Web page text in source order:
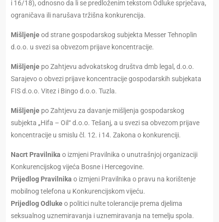
i 16/18), odnosno da li se predloženim tekstom Odluke sprječava,
ograničava ili narušava tržišna konkurencija.
Mišljenjeod strane gospodarskog subjekta Messer Tehnoplin
d.o.o. u svezi sa obvezom prijave koncentracije.
Mišljenje po Zahtjevu advokatskog društva dmb legal, d.o.o.
Sarajevo o obvezi prijave koncentracije gospodarskih subjekata
FIS d.o.o. Vitez i Bingo d.o.o. Tuzla.
Mišljenje po Zahtjevu za davanje mišljenja gospodarskog
subjekta „Hifa – Oil“ d.o.o. Tešanj, a u svezi sa obvezom prijave
koncentracije u smislu čl. 12. i 14. Zakona o konkurenciji.
Nacrt Pravilnika o izmjeni Pravilnika o unutrašnjoj organizaciji
Konkurencijskog vijeća Bosne i Hercegovine.
Prijedlog Pravilnika o izmjeni Pravilnika o pravu na korištenje
mobilnog telefona u Konkurencijskom vijeću.
Prijedlog Odlukeo politici nulte tolerancije prema djelima
seksualnog uznemiravanja i uznemiravanja na temelju spola.